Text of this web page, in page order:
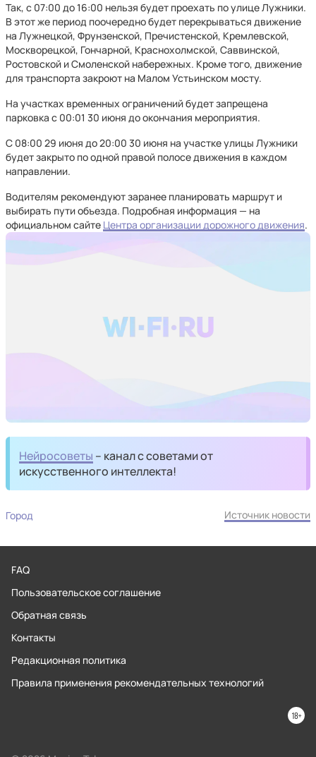
Так, с 07:00 до 16:00 нельзя будет проехать по улице Лужники.
В этот же период поочередно будет перекрываться движение
на Лужнецкой, Фрунзенской, Пречистенской, Кремлевской,
Москворецкой, Гончарной, Краснохолмской, Саввинской,
Ростовской и Смоленской набережных. Кроме того, движение
для транспорта закроют на Малом Устьинском мосту.
На участках временных ограничений будет запрещена
парковка с 00:01 30 июня до окончания мероприятия.
С 08:00 29 июня до 20:00 30 июня на участке улицы Лужники
будет закрыто по одной правой полосе движения в каждом
направлении.
Водителям рекомендуют заранее планировать маршрут и
выбирать пути объезда. Подробная информация — на
официальном сайте Центра организации дорожного движения.
Нейросоветы – канал с советами от
искусственного интеллекта!
Город Источник новости
FAQ
Пользовательское соглашение
Обратная связь
Контакты
Редакционная политика
Правила применения рекомендательных технологий